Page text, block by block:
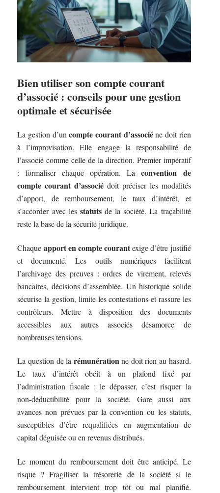
Bien utiliser son compte courant
d’associé : conseils pour une gestion
optimale et sécurisée
La gestion d’uncompte courant d’associéne doit rien
à l’improvisation. Elle engage la responsabilité de
l’associé comme celle de la direction. Premier impératif
: formaliser chaque opération. Laconvention de
compte courant d’associé doit préciser les modalités
d’apport, de remboursement, le taux d’intérêt, et
s’accorder avec les statutsde la société. La traçabilité
reste la base de la sécurité juridique.
Chaque apport en compte courantexige d’être justifié
et documenté. Les outils numériques facilitent
l’archivage des preuves : ordres de virement, relevés
bancaires, décisions d’assemblée. Un historique solide
sécurise la gestion, limite les contestations et rassure les
contrôleurs. Mettre à disposition des documents
accessibles aux autres associés désamorce de
nombreuses tensions.
La question de la rémunérationne doit rien au hasard.
Le taux d’intérêt obéit à un plafond fixé par
l’administration fiscale : le dépasser, c’est risquer la
non-déductibilité pour la société. Gare aussi aux
avances non prévues par la convention ou les statuts,
susceptibles d’être requalifiées en augmentation de
capital déguisée ou en revenus distribués.
Le moment du remboursement doit être anticipé. Le
risque ? Fragiliser la trésorerie de la société si le
remboursement intervient trop tôt ou mal planifié.